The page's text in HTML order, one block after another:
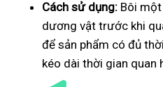
Cách sử dụng: Bôi
dương vật trước khi
để sản phẩm có đủ
kéo dài thời gian quan